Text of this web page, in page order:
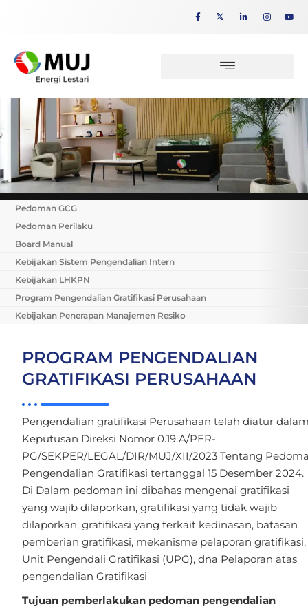
Pedoman GCG
Pedoman Perilaku
Board Manual
Kebijakan Sistem Pengendalian Intern
Kebijakan LHKPN
Program Pengendalian Gratifikasi Perusahaan
Kebijakan Penerapan Manajemen Resiko
PROGRAM PENGENDALIAN
GRATIFIKASI PERUSAHAAN
Pengendalian gratifikasi Perusahaan telah diatur
Keputusan Direksi Nomor 0.19.A/PER-
PG/SEKPER/LEGAL/DIR/MUJ/XII/2023 Tentang
Pengendalian Gratifikasi tertanggal 15 Desember 2024.
Di Dalam pedoman ini dibahas mengenai gratifikasi
yang wajib dilaporkan, gratifikasi yang tidak wajib
dilaporkan, gratifikasi yang terkait kedinasan, batasan
pemberian gratifikasi, mekanisme pelaporan gratifikasi,
Unit Pengendali Gratifikasi (UPG), dna Pelaporan atas
pengendalian Gratifikasi
Tujuan pemberlakukan pedoman pengendalian